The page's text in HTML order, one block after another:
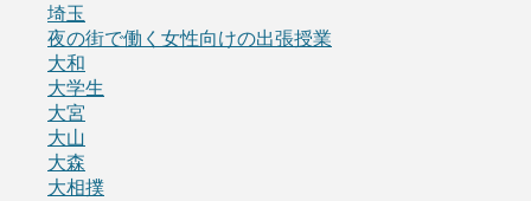
埼玉
夜の街で働く女性向けの出張授業
大和
大学生
大宮
大山
大森
大相撲